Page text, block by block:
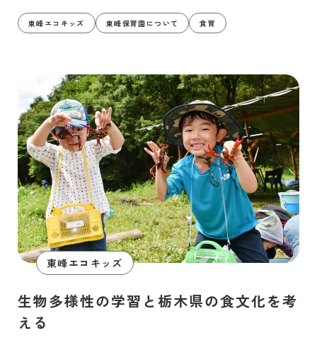
東峰エコキッズ 東峰保育園について 食育
東峰エコキッズ
生物多様性の学習と栃木県の食文化を考
える